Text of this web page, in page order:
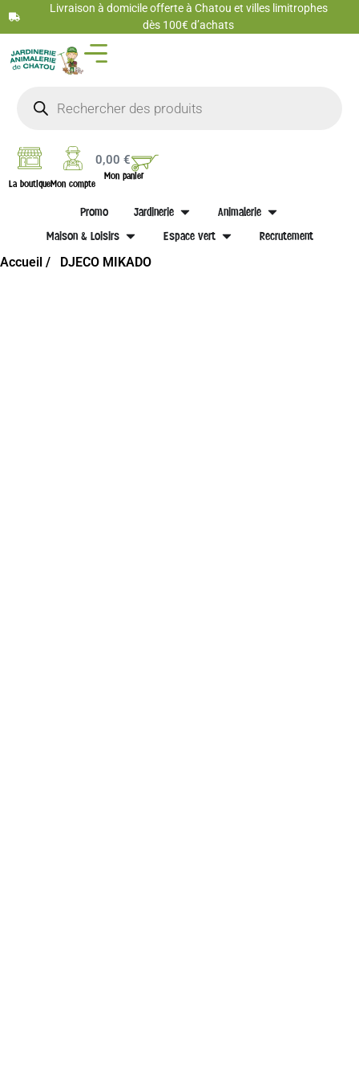
Livraison à domicile offerte à Chatou et villes limitrophes
dès 100€ d’achats
La boutiqueMon compte
0,00€
Mon panier
Promo Jardinerie
Animalerie
Maison & Loisirs
Espace vert Recrutement
Accueil / DJECO MIKADO